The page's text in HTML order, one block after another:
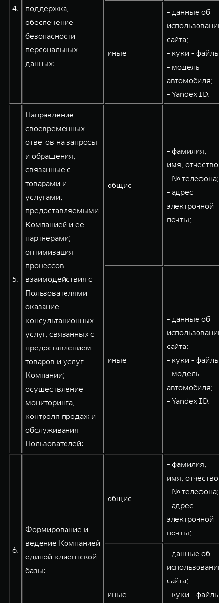
4.
поддержка,
обеспечение
безопасности
персональных
данных:
иные
- данные об
сайта;
- куки -
- модель
автомобиля;
- Yandex ID.
5.
Направление
своевременных
ответов на запросы
и обращения,
связанные с
товарами и
услугами,
предоставляемыми
Компанией и ее
партнерами;
оптимизация
процессов
взаимодействия с
Пользователями;
оказание
консультационных
услуг, связанных с
предоставлением
товаров и услуг
Компании;
осуществление
мониторинга,
контроля продаж и
обслуживания
Пользователей:
общие
- фамилия,
имя,
- № телефона;
- адрес
электронной
почты;
иные
- данные об
сайта;
- куки -
- модель
автомобиля;
- Yandex ID.
6.
Формирование и
ведение Компанией
единой клиентской
базы:
общие
- фамилия,
имя,
- № телефона;
- адрес
электронной
почты;
иные
- данные об
сайта;
- куки -